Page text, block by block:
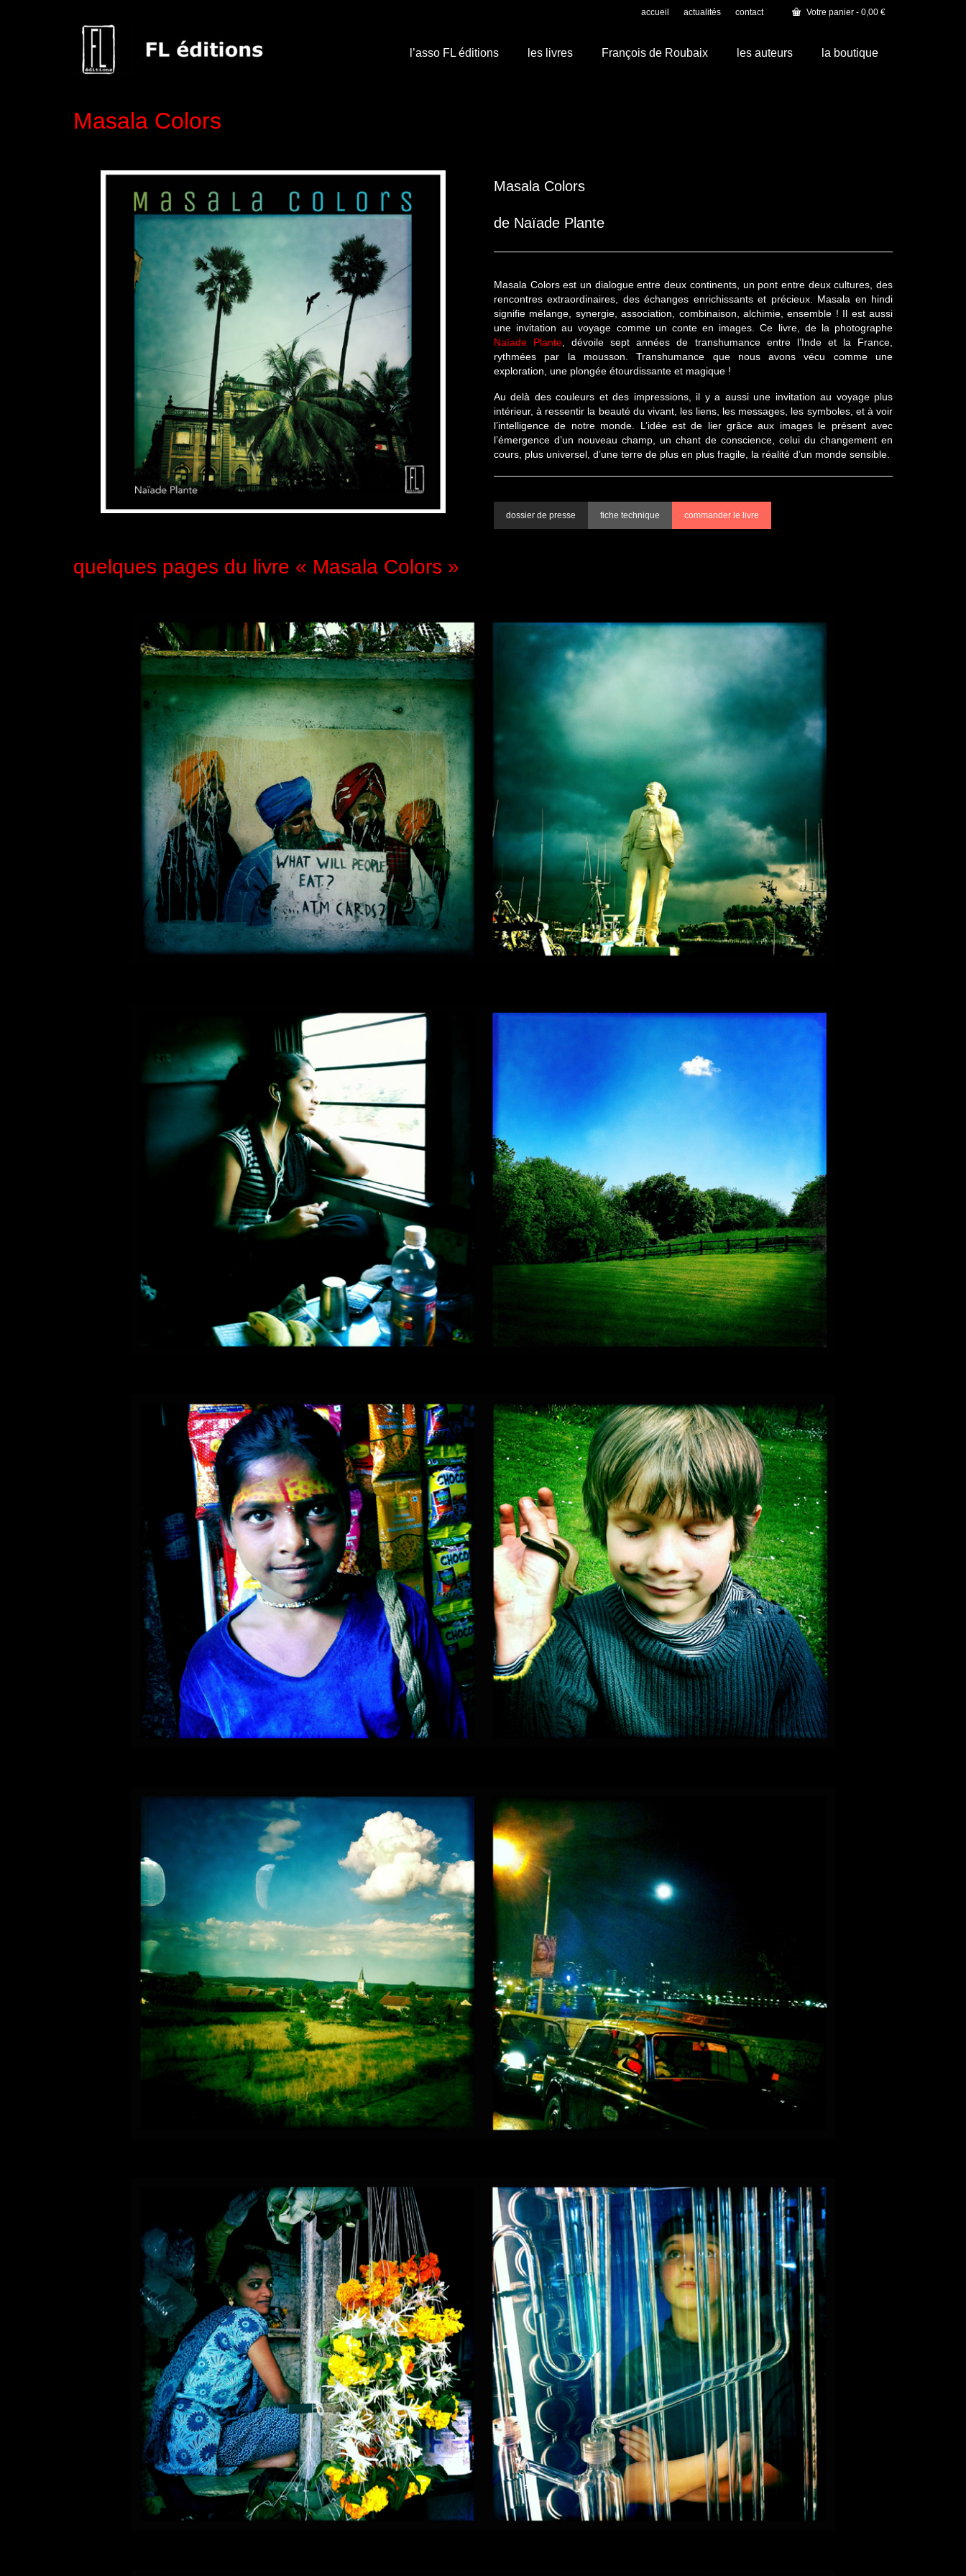
accueil actualités contact Votre panier - 0,00 €
l’asso FL éditions les livres François de Roubaix les auteurs la boutique
Masala Colors
Masala Colors
de Naïade Plante
Masala Colors est un dialogue entre deux continents, un pont entre deux cultures, des
rencontres extraordinaires, des échanges enrichissants et précieux. Masala en hindi
signifie mélange, synergie, association, combinaison, alchimie, ensemble ! Il est aussi
une invitation au voyage comme un conte en images. Ce livre, de la photographe
Naïade Plante , dévoile sept années de transhumance entre l’Inde et la France,
rythmées par la mousson. Transhumance que nous avons vécu comme une
exploration, une plongée étourdissante et magique !
Au delà des couleurs et des impressions, il y a aussi une invitation au voyage plus
intérieur, à ressentir la beauté du vivant, les liens, les messages, les symboles, et à voir
l’intelligence de notre monde. L’idée est de lier grâce aux images le présent avec
l’émergence d’un nouveau champ, un chant de conscience, celui du changement en
cours, plus universel, d’une terre de plus en plus fragile, la réalité d’un monde sensible.
dossier de presse fiche technique commander le livre
quelques pages du livre « Masala Colors »